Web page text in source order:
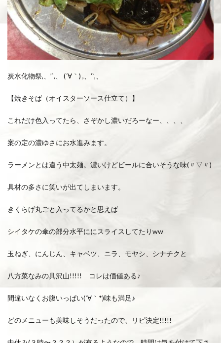
炭水化物祭,、’`,、 (´∀｀) ,、’`,、
【焼きそば（オイスターソース仕立て）】
これだけ色入ってたら、さぞかし濃いだろーなー、、、、
案の定の濃ゆさにお水進みます。
ラーメンとは違う中太麺。濃いけどビールに合いそうな味(〃▽〃)
具材の多さに笑いが出てしまいます。
きくらげ丸ごと入ってるかと思えば
シイタケの傘の部分水平ににスライスしてたりww
玉ねぎ、にんじん、キャベツ、ニラ、モヤシ、シナチクと
八方菜なみの具沢山!!!!! コレは価値ある♪
間違いなくお腹いっぱい(´∀｀*)味も満足♪
どのメニューも美味しそうだったので、リピ決定!!!!!